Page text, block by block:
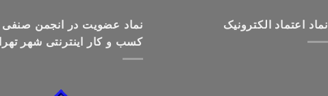
نماد اعتماد الکترونیک
نماد عضویت در انجمن صنفی
کسب و کار اینترنتی شهر